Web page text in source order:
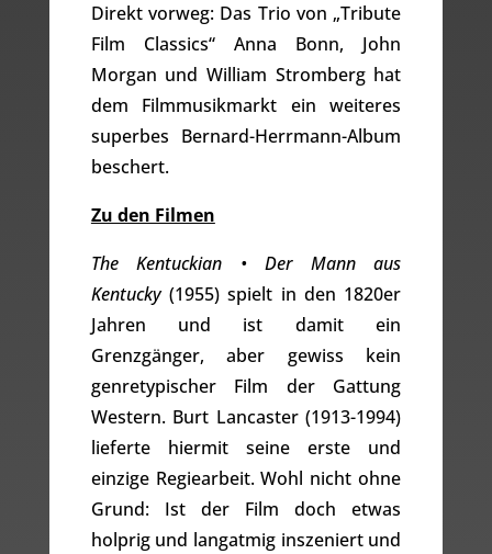
Direkt vorweg: Das Trio von „Tribute
Film Classics“ Anna Bonn, John
Morgan und William Stromberg hat
dem Filmmusikmarkt ein weiteres
superbes Bernard-Herrmann-Album
beschert.
Zu den Filmen
The Kentuckian • Der Mann aus
Kentucky(1955) spielt in den 1820er
Jahren und ist damit ein
Grenzgänger, aber gewiss kein
genretypischer Film der Gattung
Western. Burt Lancaster (1913-1994)
lieferte hiermit seine erste und
einzige Regiearbeit. Wohl nicht ohne
Grund: Ist der Film doch etwas
holprig und langatmig inszeniert und